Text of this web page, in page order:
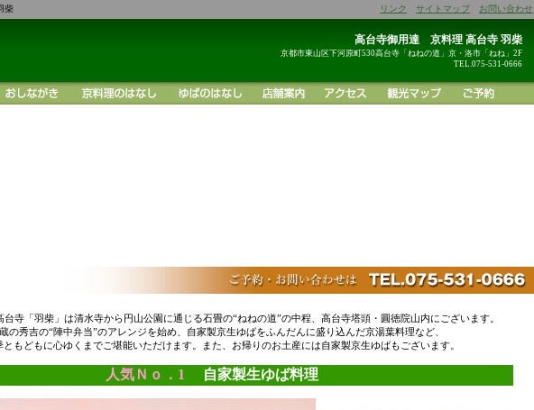
柴 リンク サイトマップ お問い合わせ
高台寺御用達 京料理 高台寺 羽柴
京都市東山区下河原町530高台寺「ねねの道」京・洛市「ねね」2F
TEL.075-531-0666
寺「羽柴」は清水寺から円山公園に通じる石畳の“ねねの道”の中程、高台寺塔頭・圓徳院山内にございます。
の秀吉の“陣中弁当”のアレンジを始め、自家製京生ゆばをふんだんに盛り込んだ京湯葉料理など、
ともどもに心ゆくまでご堪能いただけます。また、お帰りのお土産には自家製京生ゆばもございます。
人気Ｎｏ．1 自家製生ゆば料理